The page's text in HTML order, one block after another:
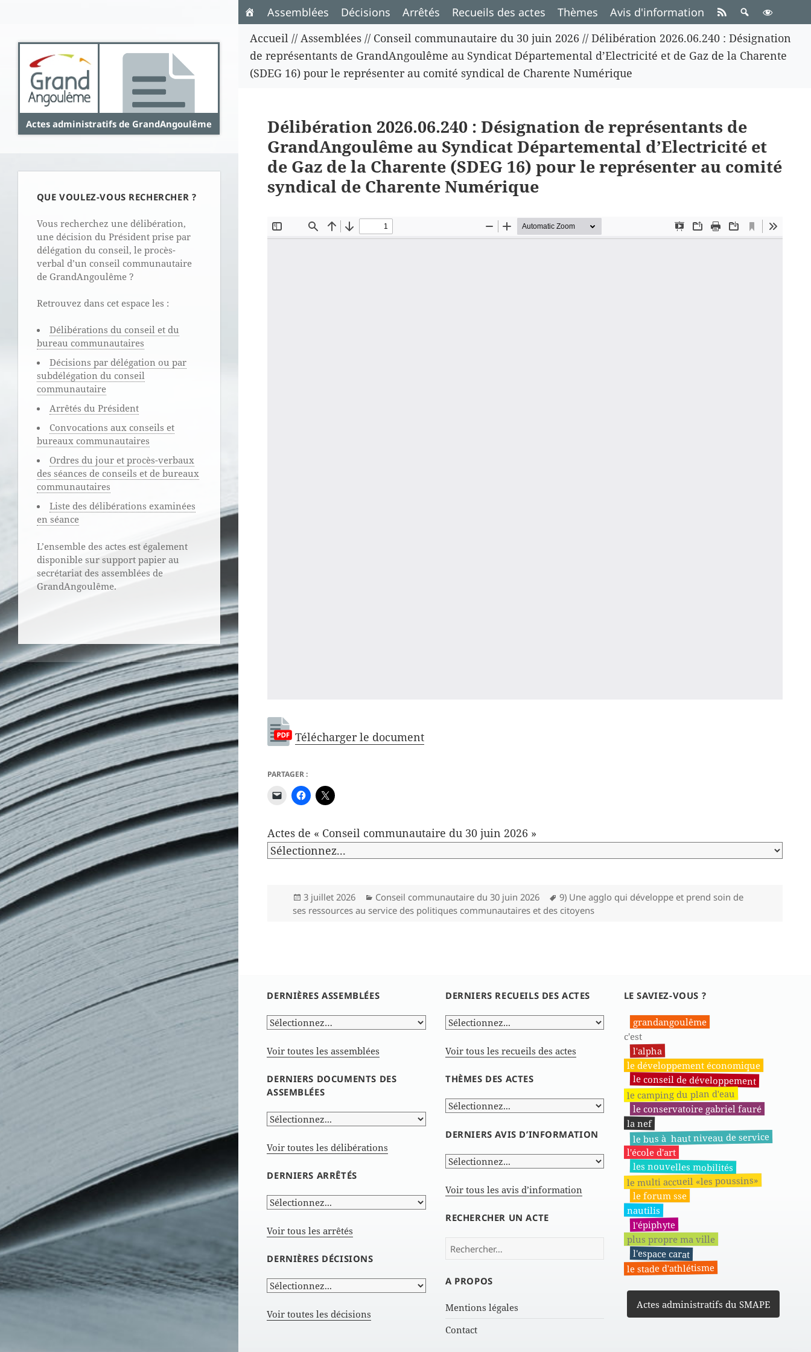
Actes administratifs de GrandAngoulême
QUE VOULEZ-VOUS RECHERCHER ?
Vous recherchez une délibération,
une décision du Président prise par
délégation du conseil, le procès-
verbal d’un conseil communautaire
de GrandAngoulême ?
Retrouvez dans cet espace les :
Délibérations du conseil et du
bureau communautaires
Décisions par délégation ou par
subdélégation du conseil
communautaire
Arrêtés du Président
Convocations aux conseils et
bureaux communautaires
Ordres du jour et procès-verbaux
des séances de conseils et de bureaux
communautaires
Liste des délibérations examinées
en séance
L’ensemble des actes est également
disponible sur support papier au
secrétariat des assemblées de
GrandAngoulême.
Assemblées Décisions Arrêtés Recueils des actes Thèmes
Avis d'information
Accueil //Assemblées // Conseil communautaire du 30 juin 2026 //Délibération 2026.06.240 : Désignation
de représentants de GrandAngoulême au Syndicat Départemental d’Electricité et de Gaz de la Charente
(SDEG 16) pour le représenter au comité syndical de Charente Numérique
Délibération 2026.06.240 : Désignation de représentants de
GrandAngoulême au Syndicat Départemental d’Electricité et
de Gaz de la Charente (SDEG 16) pour le représenter au comité
syndical de Charente Numérique
Télécharger le document
PARTAGER :
Actes de « Conseil communautaire du 30 juin 2026 »
Publié
le
3 juillet 2026 Catégories
Conseil communautaire du 30 juin 2026
Mots-
clés
9) Une agglo qui développe et prend soin de
ses ressources au service des politiques communautaires et des citoyens
DERNIÈRES ASSEMBLÉES
Voir toutes les assemblées
DERNIERS DOCUMENTS DES
ASSEMBLÉES
Voir toutes les délibérations
DERNIERS ARRÊTÉS
Voir tous les arrêtés
DERNIÈRES DÉCISIONS
Voir toutes les décisions
DERNIERS RECUEILS DES ACTES
Voir tous les recueils des actes
THÈMES DES ACTES
DERNIERS AVIS D’INFORMATION
Voir tous les avis d’information
RECHERCHER UN ACTE
Rechercher :
A PROPOS
Mentions légales
Contact
LE SAVIEZ-VOUS ?
grandangoulême
c'est
l'alpha
le développement économique
le conseil de développement
le camping du plan d'eau
le conservatoire gabriel fauré
la nef
le bus à haut niveau de service
l'école d'art
les nouvelles mobilités
le multi accueil «les poussins»
le forum sse
nautilis
l'épiphyte
plus propre ma ville
l'espace carat
le stade d'athlétisme
Actes administratifs du SMAPE